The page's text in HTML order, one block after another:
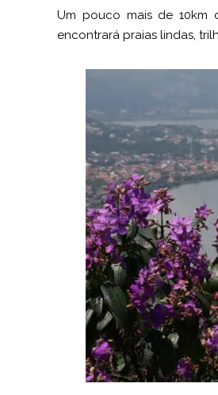
Um pouco mais de 10km
encontrará praias lindas,